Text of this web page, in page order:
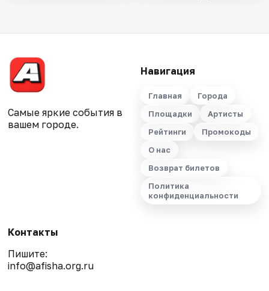
Самые яркие события в
вашем городе.
Навигация
Главная
Города
Площадки
Артисты
Рейтинги
Промокоды
О нас
Возврат билетов
Политика
конфиденциальности
Контакты
Пишите:
info@afisha.org.ru